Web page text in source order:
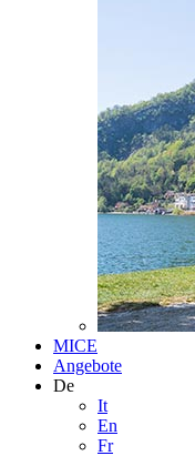
MICE
Angebote
De
It
En
Fr